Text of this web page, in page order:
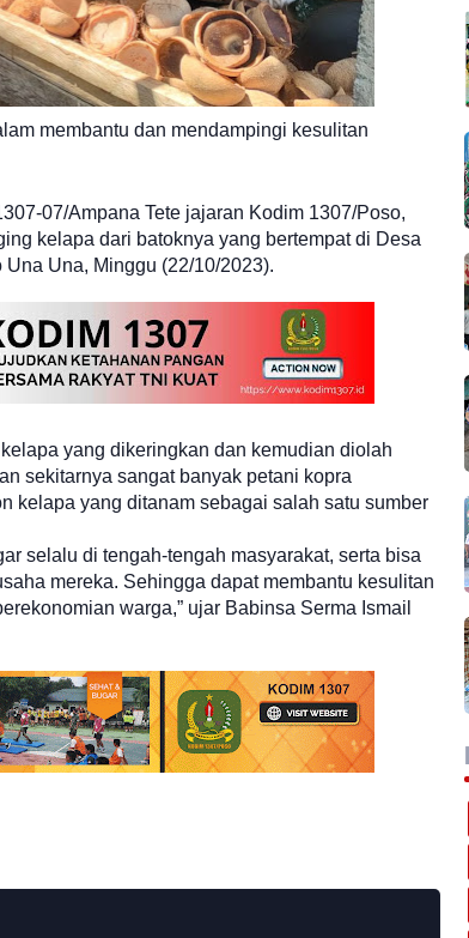
membantu dan mendampingi kesulitan
07/Ampana Tete jajaran Kodim 1307/Poso,
kelapa dari batoknya yang bertempat di Desa
Una, Minggu (22/10/2023).
yang dikeringkan dan kemudian diolah
sekitarnya sangat banyak petani kopra
kelapa yang ditanam sebagai salah satu sumber
selalu di tengah-tengah masyarakat, serta bisa
mereka. Sehingga dapat membantu kesulitan
warga,” ujar Babinsa Serma Ismail